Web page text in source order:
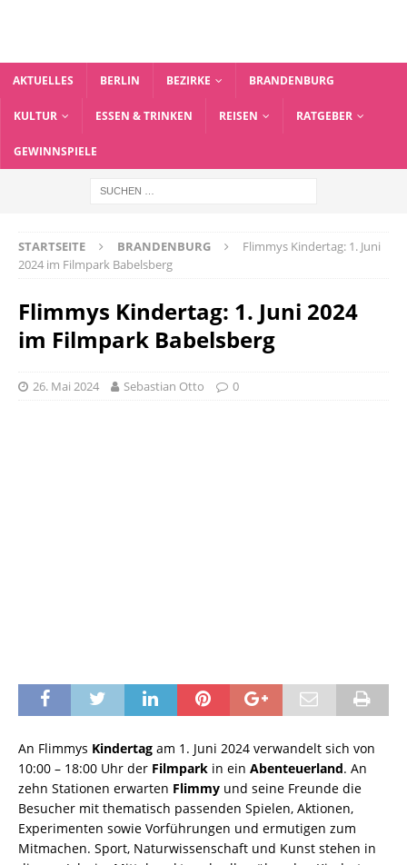
AKTUELLES BERLIN BEZIRKE BRANDENBURG
KULTUR ESSEN & TRINKEN REISEN RATGEBER
GEWINNSPIELE
STARTSEITE BRANDENBURG
Flimmys Kindertag: 1. Juni
2024 im Filmpark Babelsberg
Flimmys Kindertag: 1. Juni 2024
im Filmpark Babelsberg
26. Mai 2024 Sebastian Otto 0
An Flimmys Kindertag am 1. Juni 2024 verwandelt sich von
10:00 – 18:00 Uhr der Filmpark in ein Abenteuerland. An
zehn Stationen erwarten Flimmy und seine Freunde die
Besucher mit thematisch passenden Spielen, Aktionen,
Experimenten sowie Vorführungen und ermutigen zum
Mitmachen. Sport, Naturwissenschaft und Kunst stehen in